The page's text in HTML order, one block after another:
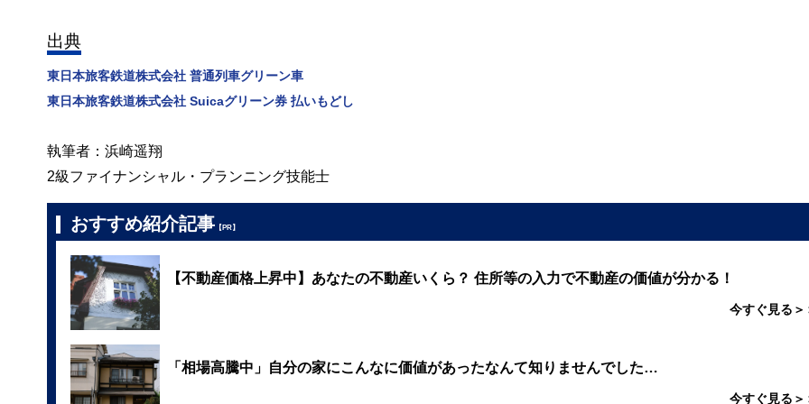
出典
東日本旅客鉄道株式会社 普通列車グリーン車
東日本旅客鉄道株式会社 Suicaグリーン券 払いもどし
執筆者：浜崎遥翔
2級ファイナンシャル・プランニング技能士
おすすめ紹介記事 【PR】
【不動産価格上昇中】あなたの不動産いくら？ 住所等の入力で不動産の価値が分かる！
今すぐ見る＞
「相場高騰中」自分の家にこんなに価値があったなんて知りませんでした…
今すぐ見る＞